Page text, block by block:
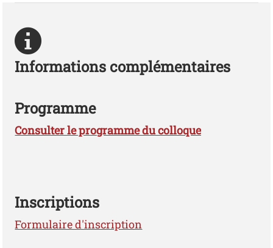
Informations complémentaires
Programme
Consulter le programme du colloque
Inscriptions
Formulaire d'inscription